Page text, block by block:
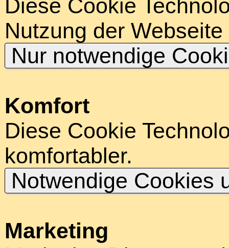
Diese Cookie
Nutzung der
Nur notwendige
Komfort
Diese Cookie
komfortabler.
Notwendige Cookies
Marketing